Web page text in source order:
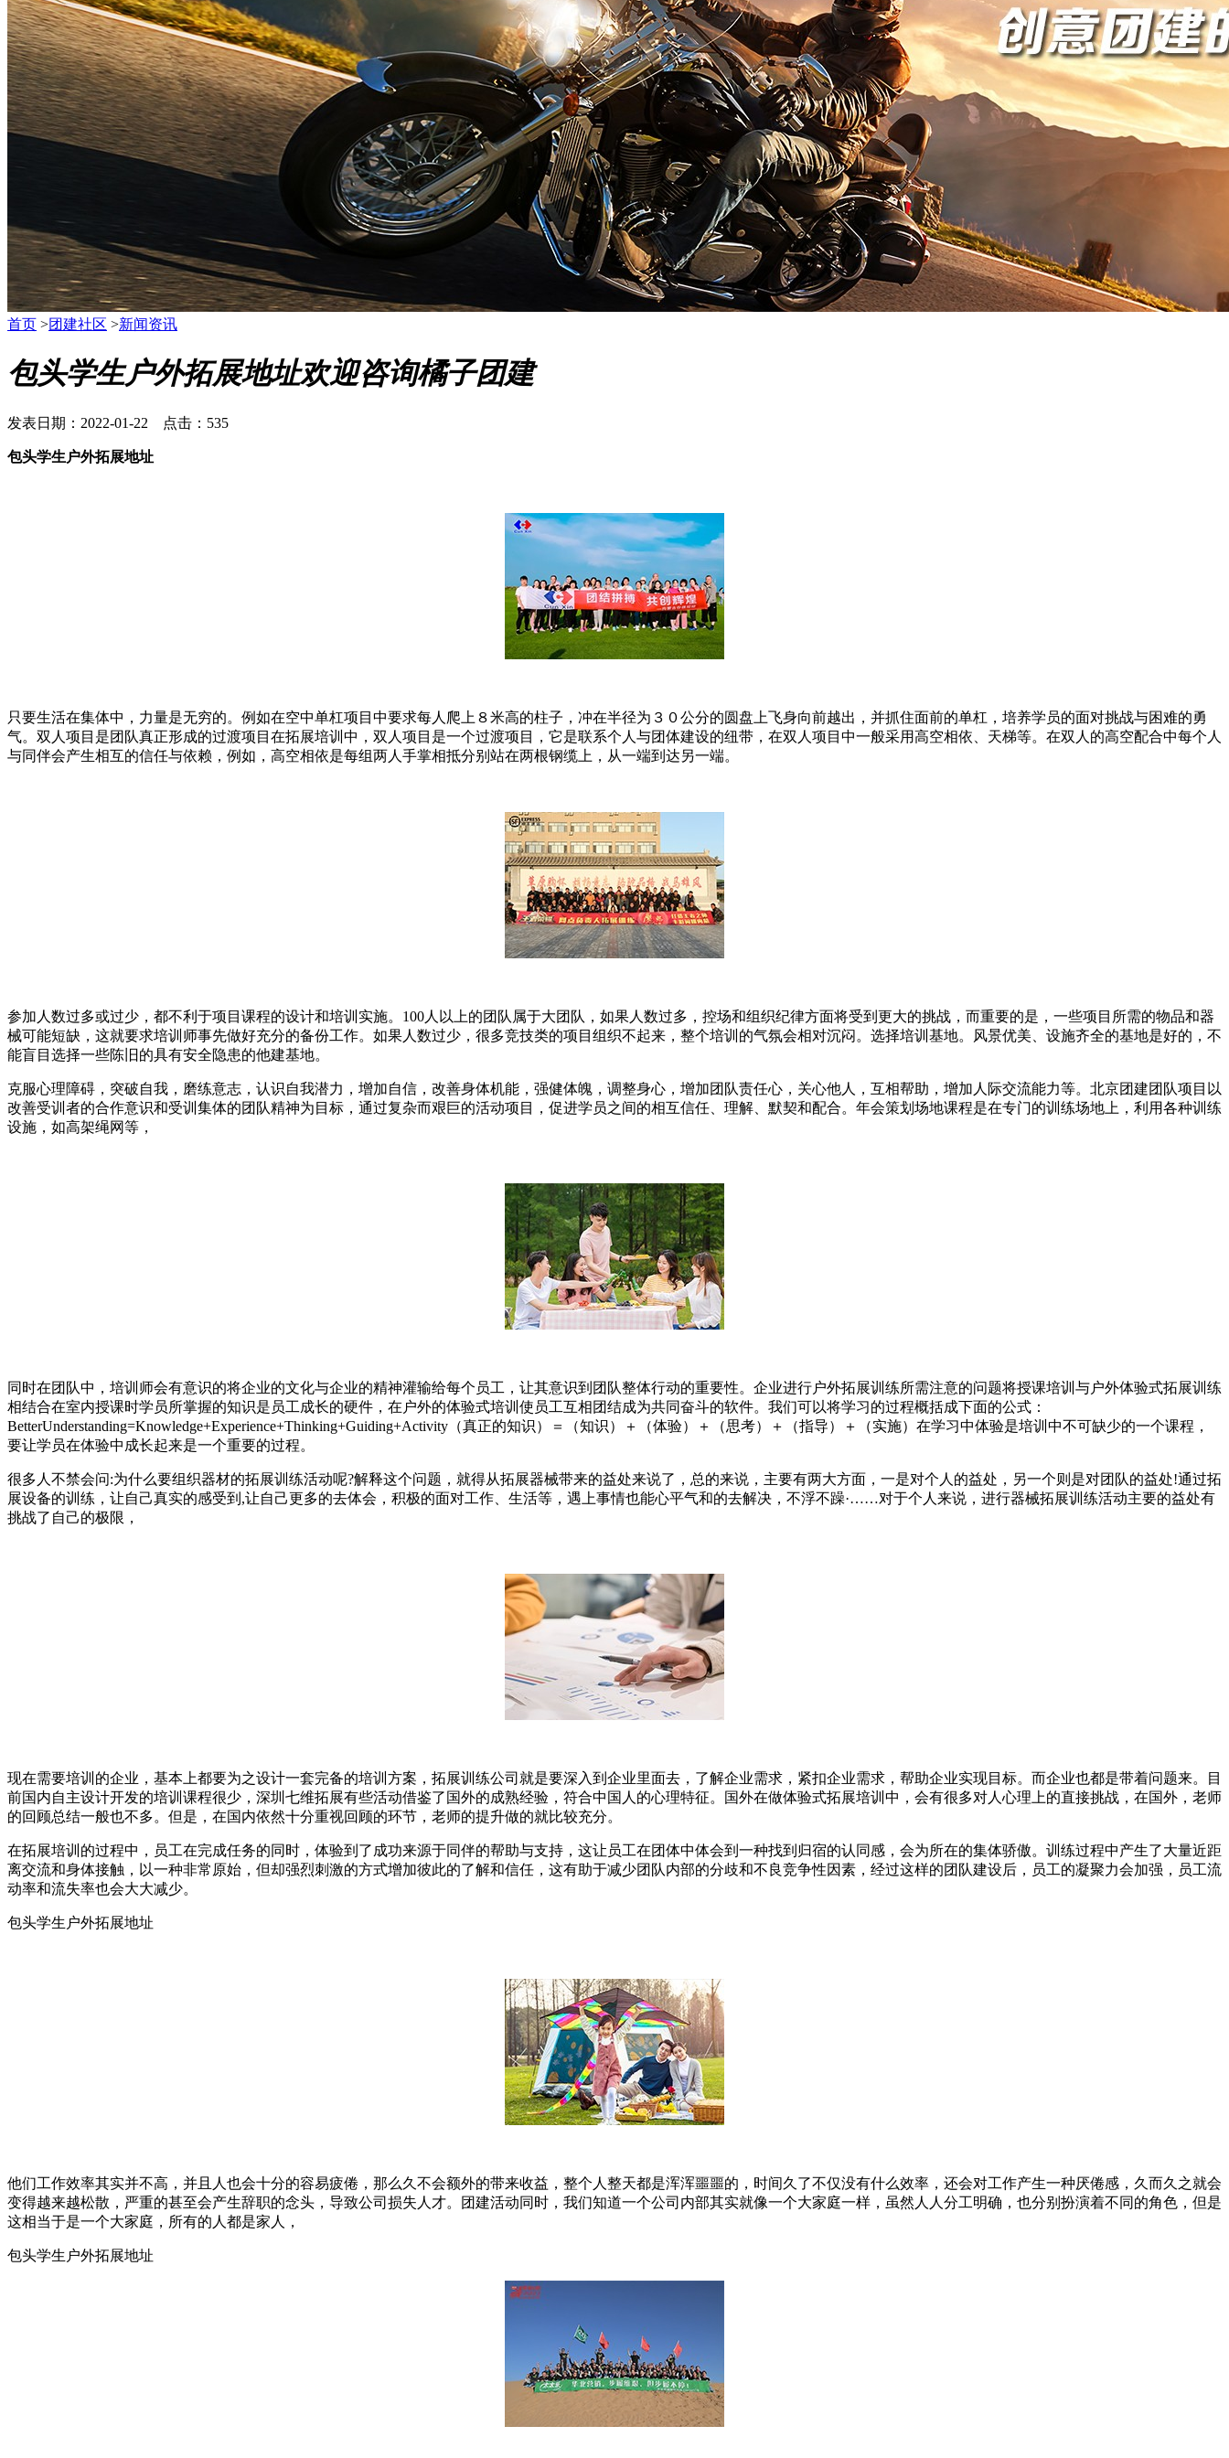
首页 >团建社区 >新闻资讯
包头学生户外拓展地址欢迎咨询橘子团建
发表日期：2022-01-22 点击：535
包头学生户外拓展地址
只要生活在集体中，力量是无穷的。例如在空中单杠项目中要求每人爬上８米高的柱子，冲在半径为３０公分的圆盘上飞身向前越出，并抓住面前的单杠，培养学员的面对挑战与困难的勇
气。双人项目是团队真正形成的过渡项目在拓展培训中，双人项目是一个过渡项目，它是联系个人与团体建设的纽带，在双人项目中一般采用高空相依、天梯等。在双人的高空配合中每个人
与同伴会产生相互的信任与依赖，例如，高空相依是每组两人手掌相抵分别站在两根钢缆上，从一端到达另一端。
参加人数过多或过少，都不利于项目课程的设计和培训实施。100人以上的团队属于大团队，如果人数过多，控场和组织纪律方面将受到更大的挑战，而重要的是，一些项目所需的物品和器
械可能短缺，这就要求培训师事先做好充分的备份工作。如果人数过少，很多竞技类的项目组织不起来，整个培训的气氛会相对沉闷。选择培训基地。风景优美、设施齐全的基地是好的，不
能盲目选择一些陈旧的具有安全隐患的他建基地。
克服心理障碍，突破自我，磨练意志，认识自我潜力，增加自信，改善身体机能，强健体魄，调整身心，增加团队责任心，关心他人，互相帮助，增加人际交流能力等。北京团建团队项目以
改善受训者的合作意识和受训集体的团队精神为目标，通过复杂而艰巨的活动项目，促进学员之间的相互信任、理解、默契和配合。年会策划场地课程是在专门的训练场地上，利用各种训练
设施，如高架绳网等，
同时在团队中，培训师会有意识的将企业的文化与企业的精神灌输给每个员工，让其意识到团队整体行动的重要性。企业进行户外拓展训练所需注意的问题将授课培训与户外体验式拓展训练
相结合在室内授课时学员所掌握的知识是员工成长的硬件，在户外的体验式培训使员工互相团结成为共同奋斗的软件。我们可以将学习的过程概括成下面的公式：
BetterUnderstanding=Knowledge+Experience+Thinking+Guiding+Activity（真正的知识）＝（知识）＋（体验）＋（思考）＋（指导）＋（实施）在学习中体验是培训中不可缺少的一个课程，
要让学员在体验中成长起来是一个重要的过程。
很多人不禁会问:为什么要组织器材的拓展训练活动呢?解释这个问题，就得从拓展器械带来的益处来说了，总的来说，主要有两大方面，一是对个人的益处，另一个则是对团队的益处!通过拓
展设备的训练，让自己真实的感受到,让自己更多的去体会，积极的面对工作、生活等，遇上事情也能心平气和的去解决，不浮不躁·……对于个人来说，进行器械拓展训练活动主要的益处有
挑战了自己的极限，
现在需要培训的企业，基本上都要为之设计一套完备的培训方案，拓展训练公司就是要深入到企业里面去，了解企业需求，紧扣企业需求，帮助企业实现目标。而企业也都是带着问题来。目
前国内自主设计开发的培训课程很少，深圳七维拓展有些活动借鉴了国外的成熟经验，符合中国人的心理特征。国外在做体验式拓展培训中，会有很多对人心理上的直接挑战，在国外，老师
的回顾总结一般也不多。但是，在国内依然十分重视回顾的环节，老师的提升做的就比较充分。
在拓展培训的过程中，员工在完成任务的同时，体验到了成功来源于同伴的帮助与支持，这让员工在团体中体会到一种找到归宿的认同感，会为所在的集体骄傲。训练过程中产生了大量近距
离交流和身体接触，以一种非常原始，但却强烈刺激的方式增加彼此的了解和信任，这有助于减少团队内部的分歧和不良竞争性因素，经过这样的团队建设后，员工的凝聚力会加强，员工流
动率和流失率也会大大减少。
包头学生户外拓展地址
他们工作效率其实并不高，并且人也会十分的容易疲倦，那么久不会额外的带来收益，整个人整天都是浑浑噩噩的，时间久了不仅没有什么效率，还会对工作产生一种厌倦感，久而久之就会
变得越来越松散，严重的甚至会产生辞职的念头，导致公司损失人才。团建活动同时，我们知道一个公司内部其实就像一个大家庭一样，虽然人人分工明确，也分别扮演着不同的角色，但是
这相当于是一个大家庭，所有的人都是家人，
包头学生户外拓展地址